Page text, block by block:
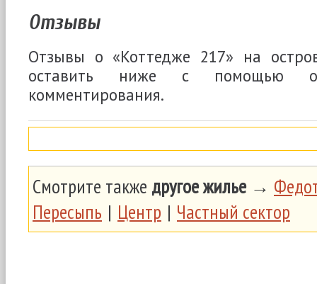
Отзывы
Отзывы о «Коттедже 217» на
оставить ниже с помощью
комментирования.
Смотрите также другое жилье→
Пересыпь | Центр | Частный сектор